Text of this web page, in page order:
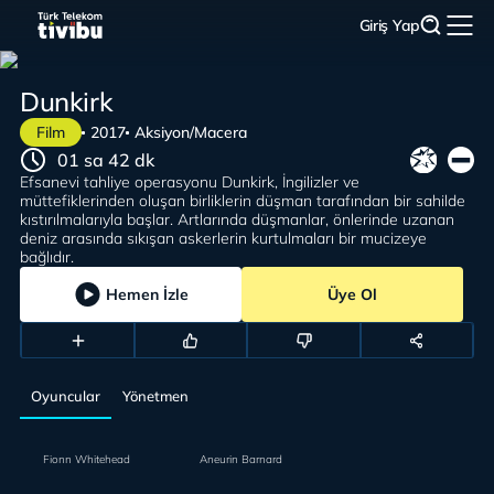
Giriş Yap
Film 2017 Aksiyon/Macera
Dunkirk
Efsanevi tahliye operasyonu Dunkirk, İngilizler ve
müttefiklerinden oluşan birliklerin düşman tarafından bir sahilde
kıstırılmalarıyla başlar. Artlarında düşmanlar, önlerinde uzanan
deniz arasında sıkışan askerlerin kurtulmaları bir mucizeye
bağlıdır.
01 sa 42 dk
Hemen İzle Üye Ol
Oyuncular Yönetmen
Fionn Whitehead Aneurin Barnard